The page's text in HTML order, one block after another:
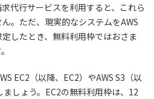
代行サービスを利用すると、これら
。ただ、現実的なシステムをAWS
したとき、無料利用枠ではおさま
EC2（以降、EC2）やAWS S3（以
しょう。EC2の無料利用枠は、12